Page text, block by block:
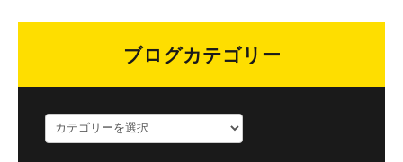
ブログカテゴリー
ロ